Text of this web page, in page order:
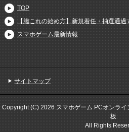
TOP
【艦これの始め方】新規着任・抽選通過
スマホゲーム最新情報
サイトマップ
Copyright (C) 2026 スマホゲーム PCオンラ
板
All Rights